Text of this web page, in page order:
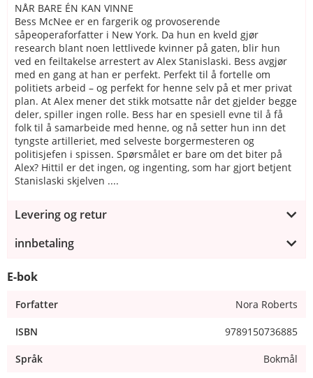
NÅR BARE ÉN KAN VINNE
Bess McNee er en fargerik og provoserende
såpeoperaforfatter i New York. Da hun en kveld gjør
research blant noen lettlivede kvinner på gaten, blir hun
ved en feiltakelse arrestert av Alex Stanislaski. Bess avgjør
med en gang at han er perfekt. Perfekt til å fortelle om
politiets arbeid – og perfekt for henne selv på et mer privat
plan. At Alex mener det stikk motsatte når det gjelder begge
deler, spiller ingen rolle. Bess har en spesiell evne til å få
folk til å samarbeide med henne, og nå setter hun inn det
tyngste artilleriet, med selveste borgermesteren og
politisjefen i spissen. Spørsmålet er bare om det biter på
Alex? Hittil er det ingen, og ingenting, som har gjort betjent
Stanislaski skjelven ....
Levering og retur
innbetaling
E-bok
Forfatter Nora Roberts
ISBN 9789150736885
Språk Bokmål